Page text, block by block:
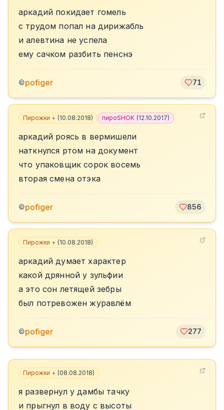
аркадий покидает гомель
с трудом попал на дирижабль
и алевтина не успела
ему сачком разбить пенснэ
©pofiger 71
Пирожки + (10.08.2018) пироSHOK (12.10.2017)
аркадий роясь в вермишели
наткнулся ртом на документ
что упаковщик сорок восемь
вторая смена отэка
©pofiger 856
Пирожки + (10.08.2018)
аркадий думает характер
какой дрянной у зульфии
а это сон летящей зебры
был потревожен журавлём
©pofiger 277
Пирожки + (08.08.2018)
я развернул у дамбы тачку
и прыгнул в воду с высоты